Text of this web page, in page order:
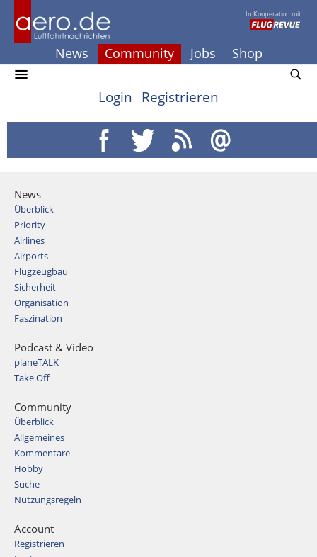
In Kooperation mit
News Community Jobs Shop
Login Registrieren
News
Überblick
Priority
Airlines
Airports
Flugzeugbau
Sicherheit
Organisation
Faszination
Podcast & Video
planeTALK
Take Off
Community
Überblick
Allgemeines
Kommentare
Hobby
Suche
Nutzungsregeln
Account
Registrieren